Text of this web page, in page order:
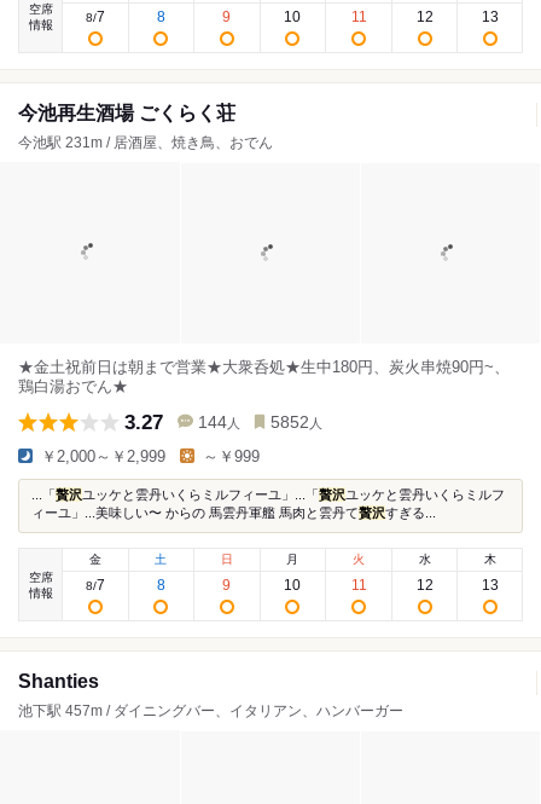
空席
情報
8/7 8 9 10 11 12 13
今池再生酒場 ごくらく荘
今池駅 231m / 居酒屋、焼き鳥、おでん
★金土祝前日は朝まで営業★大衆呑処★生中180円、炭火串焼90円~、
鶏白湯おでん★
3.27 144 人 5852 人
￥2,000～￥2,999 ～￥999
...「贅沢 ユッケと雲丹いくらミルフィーユ」...「贅沢 ユッケと雲丹いくらミルフ
ィーユ」...美味しい〜 からの 馬雲丹軍艦 馬肉と雲丹て贅沢すぎる...
空席
情報
金
8/7
土
8
日
9
月
10
火
11
水
12
木
13
Shanties
池下駅 457m / ダイニングバー、イタリアン、ハンバーガー